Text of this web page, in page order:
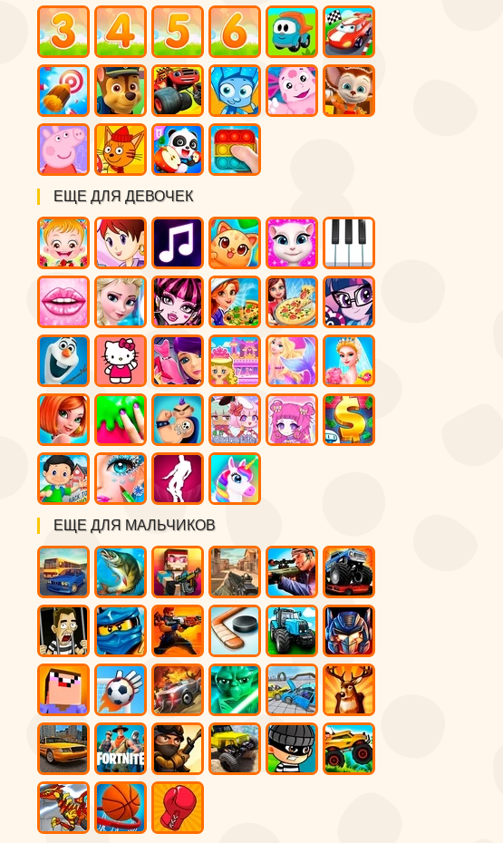
ЕЩЕ ДЛЯ ДЕВОЧЕК
ЕЩЕ ДЛЯ МАЛЬЧИКОВ